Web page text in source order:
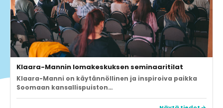
Klaara-Mannin lomakeskuksen seminaaritilat
Klaara-Manni on käytännöllinen ja inspiroiva paikka
Soomaan kansallispuiston…